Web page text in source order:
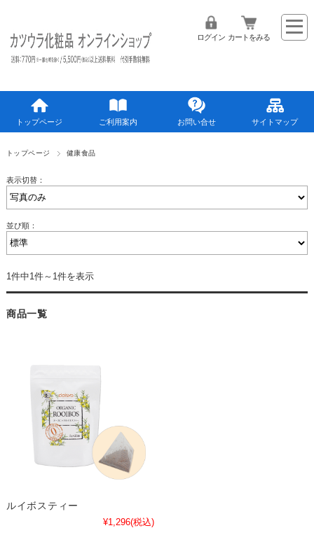
ログイン カートをみる
トップページ ご利用案内 お問い合せ サイトマップ
トップページ 健康食品
表示切替：
並び順：
1件中1件～1件を表示
商品一覧
ルイボスティー
¥1,296(税込)